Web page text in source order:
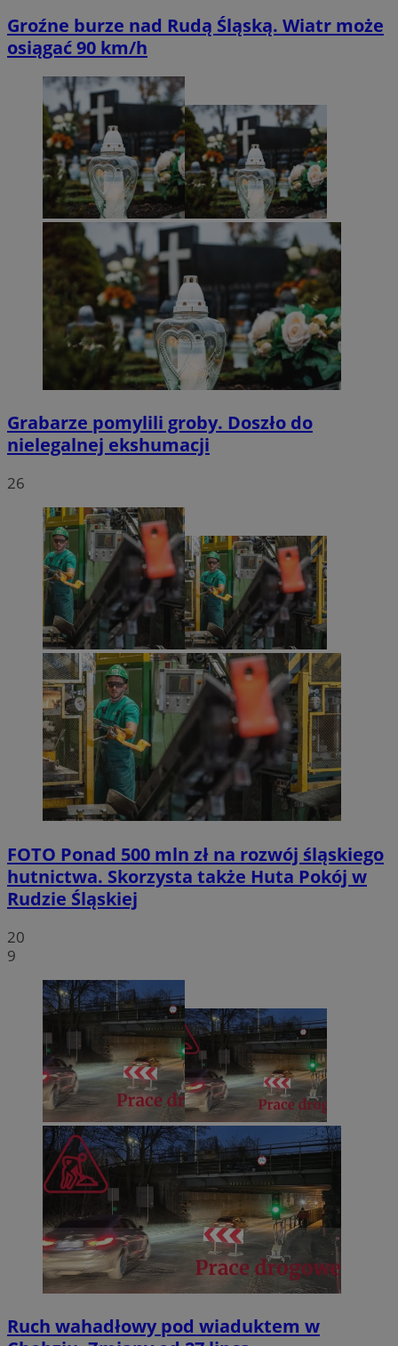
Groźne burze nad Rudą Śląską. Wiatr może
osiągać 90 km/h
Grabarze pomylili groby. Doszło do
nielegalnej ekshumacji
26
FOTO Ponad 500 mln zł na rozwój śląskiego
hutnictwa. Skorzysta także Huta Pokój w
Rudzie Śląskiej
20
9
Ruch wahadłowy pod wiaduktem w